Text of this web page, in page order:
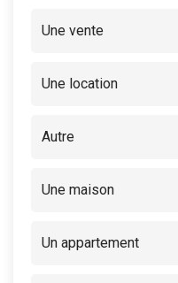
Une vente
Une location
Autre
Une maison
Un appartement